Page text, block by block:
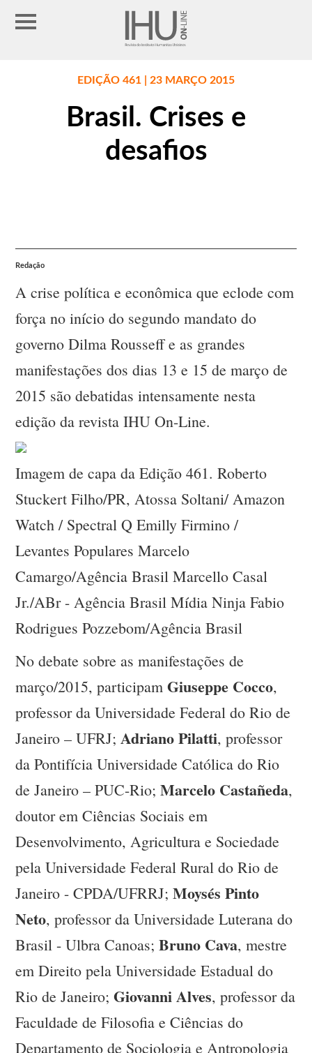
EDIÇÃO 461 | 23 MARÇO 2015
Brasil. Crises e
desafios
Redação
A crise política e econômica que eclode com
força no início do segundo mandato do
governo Dilma Rousseff e as grandes
manifestações dos dias 13 e 15 de março de
2015 são debatidas intensamente nesta
edição da revista IHU On-Line.
Imagem de capa da Edição 461. Roberto
Stuckert Filho/PR, Atossa Soltani/ Amazon
Watch / Spectral Q Emilly Firmino /
Levantes Populares Marcelo
Camargo/Agência Brasil Marcello Casal
Jr./ABr - Agência Brasil Mídia Ninja Fabio
Rodrigues Pozzebom/Agência Brasil
No debate sobre as manifestações de
março/2015, participamGiuseppe Cocco,
professor da Universidade Federal do Rio de
Janeiro – UFRJ;Adriano Pilatti, professor
da Pontifícia Universidade Católica do Rio
de Janeiro – PUC-Rio;Marcelo Castañeda,
doutor em Ciências Sociais em
Desenvolvimento, Agricultura e Sociedade
pela Universidade Federal Rural do Rio de
Janeiro - CPDA/UFRRJ;Moysés Pinto
Neto, professor da Universidade Luterana do
Brasil - Ulbra Canoas;Bruno Cava, mestre
em Direito pela Universidade Estadual do
Rio de Janeiro;Giovanni Alves, professor da
Faculdade de Filosofia e Ciências do
Departamento de Sociologia e Antropologia